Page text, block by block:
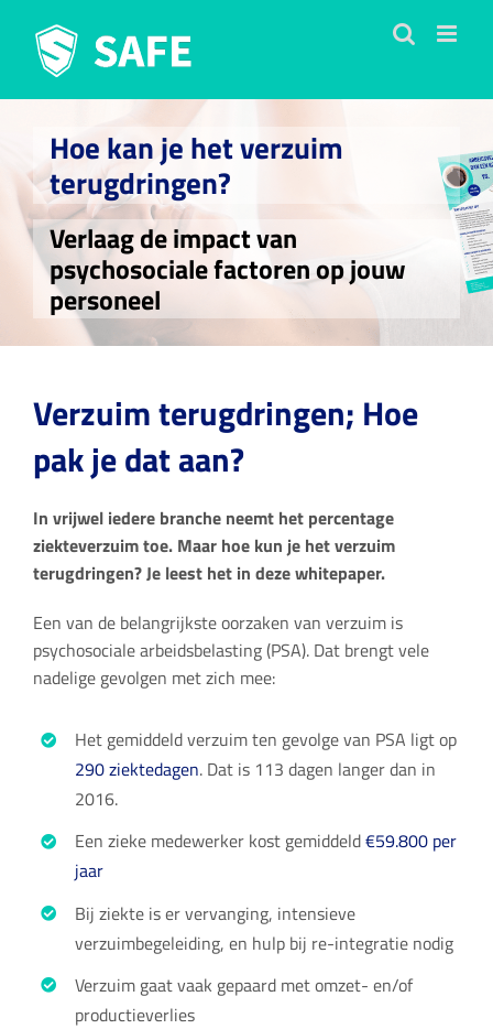
inhoud
Hoe kan je het verzuim
terugdringen?
Verlaag de impact van
psychosociale factoren op jouw
personeel
Verzuim terugdringen; Hoe
pak je dat aan?
In vrijwel iedere branche neemt het percentage
ziekteverzuim toe. Maar hoe kun je het verzuim
terugdringen? Je leest het in deze whitepaper.
Een van de belangrijkste oorzaken van verzuim is
psychosociale arbeidsbelasting (PSA). Dat brengt vele
nadelige gevolgen met zich mee:
Het gemiddeld verzuim ten gevolge van PSA ligt op
290 ziektedagen. Dat is 113 dagen langer dan in
2016.
Een zieke medewerker kost gemiddeld€59.800 per
jaar
Bij ziekte is er vervanging, intensieve
verzuimbegeleiding, en hulp bij re-integratie nodig
Verzuim gaat vaak gepaard met omzet- en/of
productieverlies